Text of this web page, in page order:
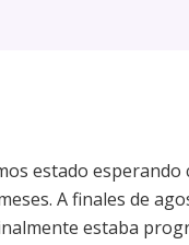
estado
A finales de
estaba